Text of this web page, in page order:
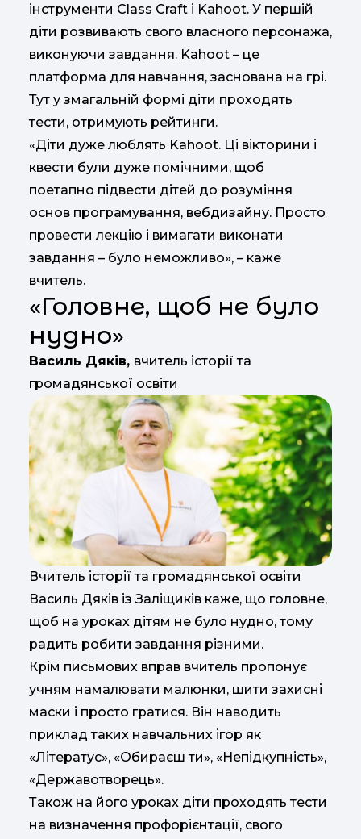
інструменти Class Сraft і Kahoot. У першій
діти розвивають свого власного персонажа,
виконуючи завдання. Kahoot – це
платформа для навчання, заснована на грі.
Тут у змагальній формі діти проходять
тести, отримують рейтинги.
«Діти дуже люблять Kahoot. Ці вікторини і
квести були дуже помічними, щоб
поетапно підвести дітей до розуміння
основ програмування, вебдизайну. Просто
провести лекцію і вимагати виконати
завдання – було неможливо», – каже
вчитель.
«Головне, щоб не було
нудно»
Василь Дяків, вчитель історії та
громадянської освіти
Вчитель історії та громадянської освіти
Василь Дяків із Заліщиків каже, що головне,
щоб на уроках дітям не було нудно, тому
радить робити завдання різними.
Крім письмових вправ вчитель пропонує
учням намалювати малюнки, шити захисні
маски і просто гратися. Він наводить
приклад таких навчальних ігор як
«Літератус», «Обираєш ти», «Непідкупність»,
«Державотворець».
Також на його уроках діти проходять тести
на визначення профорієнтації, свого